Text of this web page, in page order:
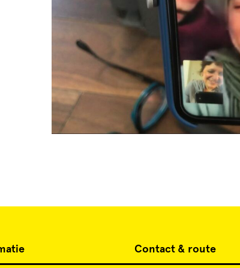
Contact & route